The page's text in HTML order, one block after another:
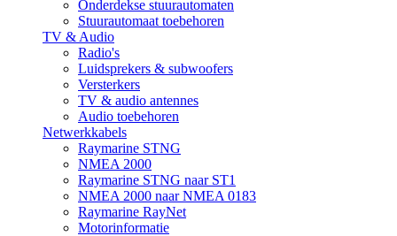
Onderdekse stuurautomaten
Stuurautomaat toebehoren
TV & Audio
Radio's
Luidsprekers & subwoofers
Versterkers
TV & audio antennes
Audio toebehoren
Netwerkkabels
Raymarine STNG
NMEA 2000
Raymarine STNG naar ST1
NMEA 2000 naar NMEA 0183
Raymarine RayNet
Motorinformatie